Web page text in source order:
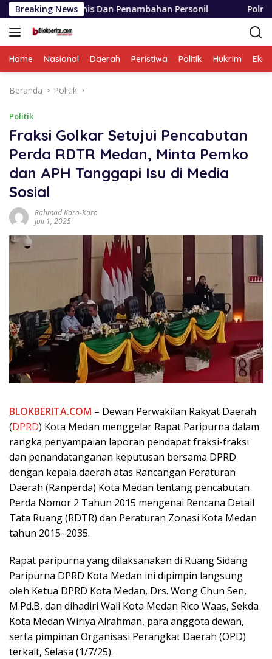
Langsung
ke
konten
Breaking News
Dan Penambahan Personil Polrestabes Medan
Home Nasional Daerah Peristiwa Politik Hukrim
Beranda Politik
Politik
Fraksi Golkar Setujui Pencabutan
Perda RDTR Medan, Minta Pemko
dan APH Tanggapi Isu di Media
Sosial
Rahmad Karo-Karo
Juli 1, 2025
BLOKBERITA.COM – Dewan Perwakilan Rakyat Daerah
(DPRD) Kota Medan menggelar Rapat Paripurna dalam
rangka penyampaian laporan pendapat fraksi-fraksi
dan penandatanganan keputusan bersama DPRD
dengan kepala daerah atas Rancangan Peraturan
Daerah (Ranperda) Kota Medan tentang pencabutan
Perda Nomor 2 Tahun 2015 mengenai Rencana Detail
Tata Ruang (RDTR) dan Peraturan Zonasi Kota Medan
tahun 2015–2035.
Rapat paripurna yang dilaksanakan di Ruang Sidang
Paripurna DPRD Kota Medan ini dipimpin langsung
oleh Ketua DPRD Kota Medan, Drs. Wong Chun Sen,
M.Pd.B, dan dihadiri Wali Kota Medan Rico Waas, Sekda
Kota Medan Wiriya Alrahman, para anggota dewan,
serta pimpinan Organisasi Perangkat Daerah (OPD)
terkait, Selasa (1/7/25).